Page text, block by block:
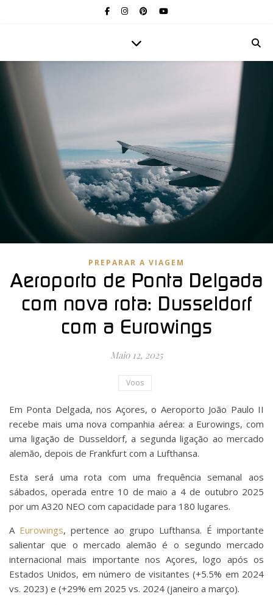
PREPARAR A VIAGEM
Aeroporto de Ponta Delgada
com nova rota: Dusseldorf
com a Eurowings
Maio 12, 2025
Voos
Em Ponta Delgada, nos Açores, o Aeroporto João Paulo II
recebe mais uma nova companhia aérea: a Eurowings, com
uma ligação de Dusseldorf, a segunda ligação ao mercado
alemão, depois de Frankfurt com a Lufthansa.
Esta será uma rota com uma frequência semanal aos
sábados, operada entre 10 de maio a 4 de outubro 2025
por um A320 NEO com capacidade para 180 lugares.
A Eurowings, pertence ao grupo Lufthansa. É importante
salientar que o mercado alemão é o segundo mercado
internacional mais importante nos Açores, logo após os
Estados Unidos, em número de visitantes (+5.5% em 2024
vs. 2023) e (+29% em 2025 vs. 2024 (janeiro a março).